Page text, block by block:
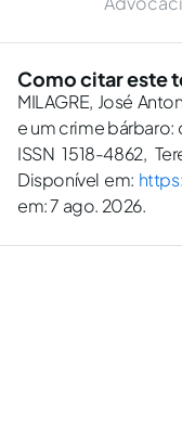
Como citar este
MILAGRE, José
e um crime bárbaro:
ISSN 1518-4862,
Disponível em:
em: 7 ago. 2026.